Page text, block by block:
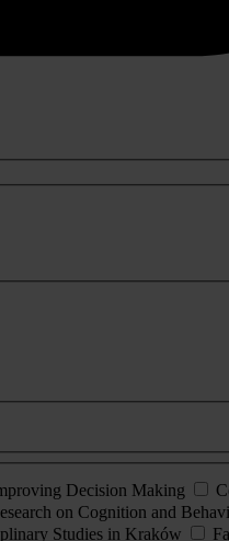
Decision Making
on Cognition and
Studies in Kraków